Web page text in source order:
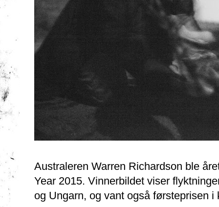
Australeren Warren Richardson ble
Year 2015. Vinnerbildet viser
og Ungarn, og vant også førsteprisen